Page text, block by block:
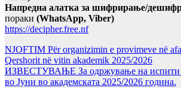
Напредна алатка за шифрирање/
пораки (WhatsApp, Viber)
https://decipher.free.nf
NJOFTIM Për organizimin e provimeve në
Qershorit në vitin akademik 2025/2026
ИЗВЕСТУВАЊЕ За одржување на испити
во Јуни во академската 2025/2026 година.